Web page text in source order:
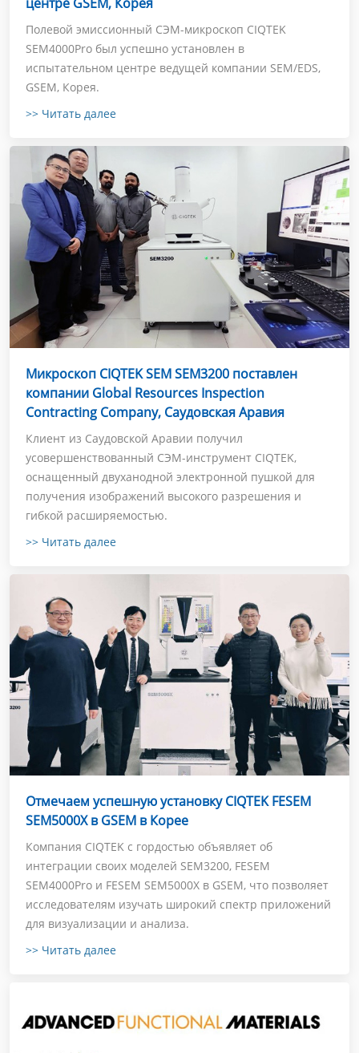
Полевой эмиссионный СЭМ-микроскоп CIQTEK
SEM4000Pro был успешно установлен в
испытательном центре ведущей компании SEM/EDS,
GSEM, Корея.
>> Читать далее
Микроскоп CIQTEK SEM SEM3200 поставлен
компании Global Resources Inspection
Contracting Company, Саудовская Аравия
Клиент из Саудовской Аравии получил
усовершенствованный СЭМ-инструмент CIQTEK,
оснащенный двуханодной электронной пушкой для
получения изображений высокого разрешения и
гибкой расширяемостью.
>> Читать далее
Отмечаем успешную установку CIQTEK FESEM
SEM5000X в GSEM в Корее
Компания CIQTEK с гордостью объявляет об
интеграции своих моделей SEM3200, FESEM
SEM4000Pro и FESEM SEM5000X в GSEM, что позволяет
исследователям изучать широкий спектр приложений
для визуализации и анализа.
>> Читать далее